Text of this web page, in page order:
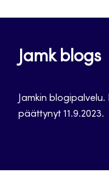
Jamk blogs
Jamkin
päättynyt 11.9.2023.